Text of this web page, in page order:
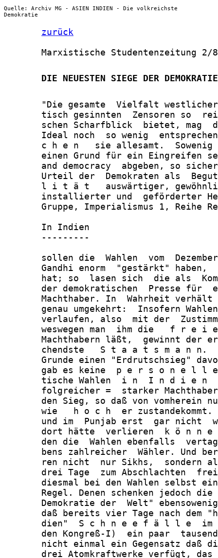
Quelle: Archiv MG - ASIEN INDIEN - Die volkreichste
Demokratie
zurück
Marxistische Studentenzeitung 2/
       DIE NEUESTEN SIEGE DER DEMOKRATIE
"Die gesamte  Vielfalt
tisch gesinnten  Zensoren so
schen Scharfblick  bietet, mag
Ideal noch  so wenig
c h e n   sie allesamt.
einen Grund für ein Eingreifen
and democracy  abgeben, so
Urteil der  Demokraten als
l i t ä t   auswärtiger,
installierter und  geförderter
Gruppe, Imperialismus 1, Reihe
       In Indien
       ---------
sollen die  Wahlen  vom
Gandhi enorm  "gestärkt" haben,
hat; so  lasen sich  die als
der demokratischen  Presse für
Machthaber. In  Wahrheit
genau umgekehrt:  Insofern
verlaufen, also  mit der
weswegen man  ihm die   f r e i
Machthabern läßt,  gewinnt der
chendste   S t a a t s m a n n.
Grunde einen "Erdrutschsieg"
gab es keine  p e r s o n e l l
tische Wahlen  i n  I n d i e n
folgreicher =  starker
den Sieg, so daß von vomherein
wie   h o c h  er
und im  Punjab erst  gar nicht
dort hätte  verlieren  k ö n n
den die  Wahlen ebenfalls
bens zahlreicher  Wähler. Und
ren nicht  nur Sikhs,  sondern
drei Tage  zum Abschlachten
diesmal bei den Wahlen selbst
Regel. Denen schenken jedoch
Demokratie der  Welt"
daß bereits vier Tage nach dem
dien"  S c h n e e f ä l l e
den Kongreß-I)  ein paar
nicht einmal ein Gegensatz daß
drei Atomkraftwerke verfügt,